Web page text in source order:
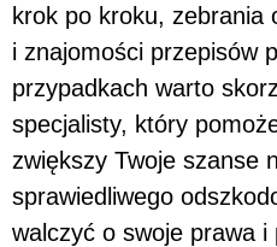
krok po kroku, zebrania
i znajomości przepisów
przypadkach warto
specjalisty, który
zwiększy Twoje szanse
sprawiedliwego
walczyć o swoje prawa